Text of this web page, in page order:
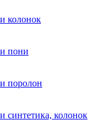
колонок
пони
поролон
синтетика, колонок